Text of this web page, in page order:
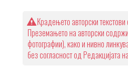
Крадењето авторски текстови
Преземањето на авторски
фотографии), како и нивно
без согласност од Редакцијата